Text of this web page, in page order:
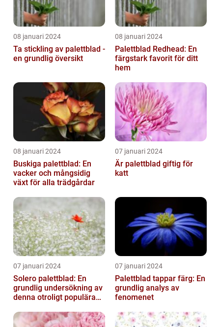
08 januari 2024
Ta stickling av palettblad -
en grundlig översikt
08 januari 2024
Palettblad Redhead: En
färgstark favorit för ditt
hem
08 januari 2024
Buskiga palettblad: En
vacker och mångsidig
växt för alla trädgårdar
07 januari 2024
Är palettblad giftig för
katt
07 januari 2024
Solero palettblad: En
grundlig undersökning av
denna otroligt populära
07 januari 2024
Palettblad tappar färg: En
grundlig analys av
fenomenet